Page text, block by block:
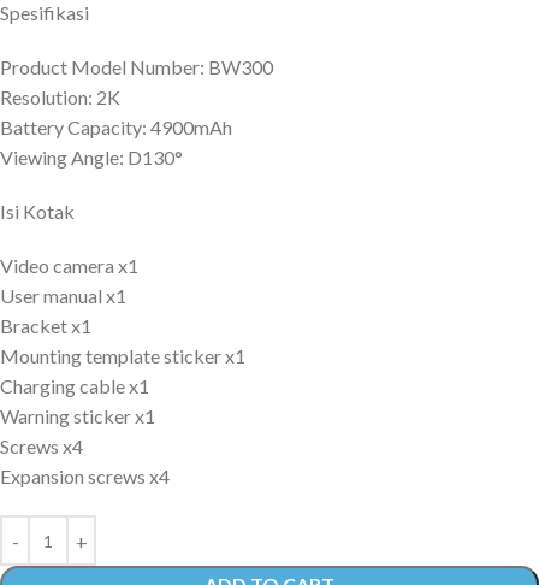
Spesifikasi
Product Model Number: BW300
Resolution: 2K
Battery Capacity: 4900mAh
Viewing Angle: D130°
Isi Kotak
Video camera x1
User manual x1
Bracket x1
Mounting template sticker x1
Charging cable x1
Warning sticker x1
Screws x4
Expansion screws x4